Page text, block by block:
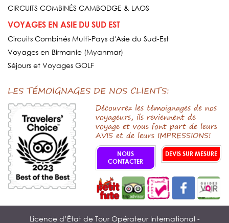
CIRCUITS COMBINÉS CAMBODGE & LAOS
VOYAGES EN ASIE DU SUD EST
Circuits Combinés Multi-Pays d'Asie du Sud-Est
Voyages en Birmanie (Myanmar)
Séjours et Voyages GOLF
LES TÉMOIGNAGES DE NOS CLIENTS:
Découvrez les témoignages de nos
voyageurs, ils reviennent de
voyage et vous font part de leurs
AVIS et de leurs IMPRESSIONS!
NOUS
CONTACTER
DEVIS SUR MESURE
Licence d’État de Tour Opérateur International -